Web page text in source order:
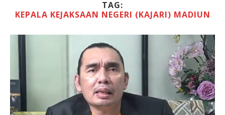
TAG:
KEPALA KEJAKSAAN NEGERI (KAJARI) MADIUN